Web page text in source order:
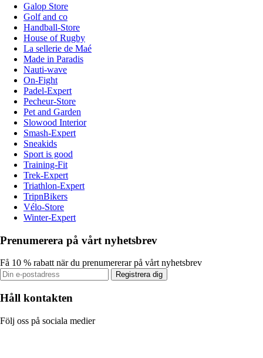
Galop Store
Golf and co
Handball-Store
House of Rugby
La sellerie de Maé
Made in Paradis
Nauti-wave
On-Fight
Padel-Expert
Pecheur-Store
Pet and Garden
Slowood Interior
Smash-Expert
Sneakids
Sport is good
Training-Fit
Trek-Expert
Triathlon-Expert
TripnBikers
Vélo-Store
Winter-Expert
Prenumerera på vårt nyhetsbrev
Få 10 % rabatt när du prenumererar på vårt nyhetsbrev
Registrera dig
Håll kontakten
Följ oss på sociala medier